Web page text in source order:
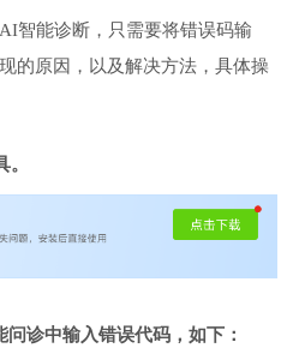
智能诊断，只需要将错误码输
的原因，以及解决方法，具体操
诊中输入错误代码，如下：